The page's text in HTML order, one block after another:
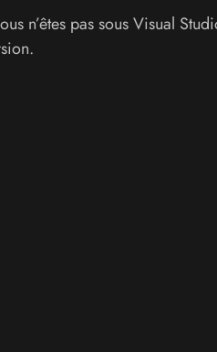
n’êtes pas sous Visual